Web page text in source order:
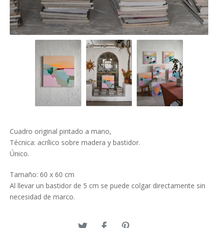
Cuadro original pintado a mano,
Técnica: acrílico sobre madera y bastidor.
Único.
Tamaño: 60 x 60 cm
Al llevar un bastidor de 5 cm se puede colgar directamente sin
necesidad de marco.